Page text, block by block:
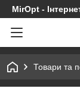
MirOpt -
Товари та